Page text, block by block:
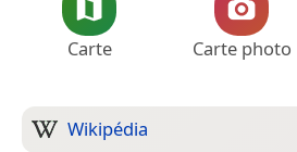
Carte Carte photo
Wikipédia